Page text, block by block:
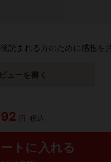
読まれる方のために感想を
ューを書く
円 税込
トに入れる